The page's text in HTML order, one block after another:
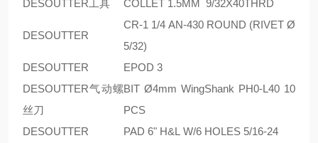
DESOUTTER工具
COLLET 1.5MM 9/32X40THRD
DESOUTTER
CR-1 1/4 AN-430 ROUND (RIVET Ø
5/32)
DESOUTTER
EPOD 3
DESOUTTER气动螺
丝刀
BIT Ø4mm WingShank PH0-L40 10
PCS
DESOUTTER
PAD 6" H&L W/6 HOLES 5/16-24